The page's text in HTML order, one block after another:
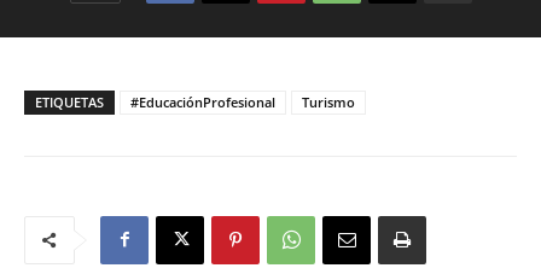
ETIQUETAS #EducaciónProfesional Turismo